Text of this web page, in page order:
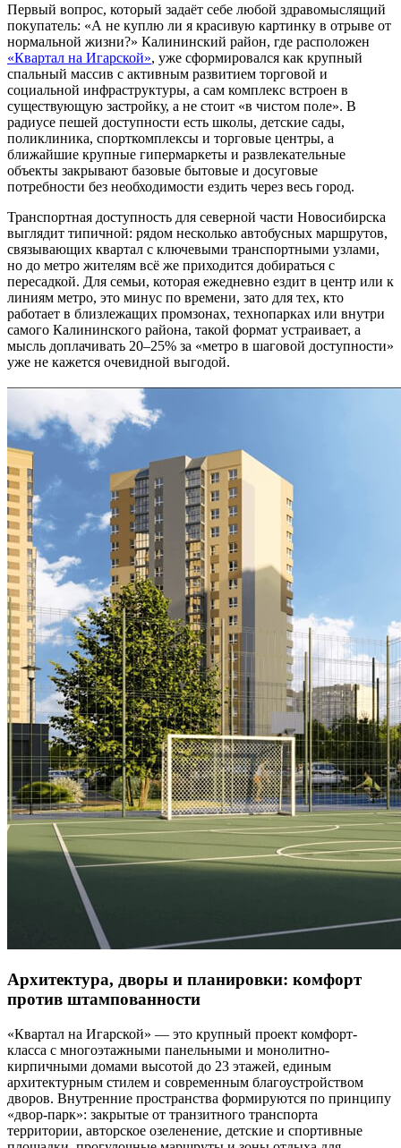
Первый вопрос, который задаёт себе любой здравомыслящий
покупатель: «А не куплю ли я красивую картинку в отрыве от
нормальной жизни?» Калининский район, где расположен
«Квартал на Игарской», уже сформировался как крупный
спальный массив с активным развитием торговой и
социальной инфраструктуры, а сам комплекс встроен в
существующую застройку, а не стоит «в чистом поле». В
радиусе пешей доступности есть школы, детские сады,
поликлиника, спорткомплексы и торговые центры, а
ближайшие крупные гипермаркеты и развлекательные
объекты закрывают базовые бытовые и досуговые
потребности без необходимости ездить через весь город.
Транспортная доступность для северной части Новосибирска
выглядит типичной: рядом несколько автобусных маршрутов,
связывающих квартал с ключевыми транспортными узлами,
но до метро жителям всё же приходится добираться с
пересадкой. Для семьи, которая ежедневно ездит в центр или к
линиям метро, это минус по времени, зато для тех, кто
работает в близлежащих промзонах, технопарках или внутри
самого Калининского района, такой формат устраивает, а
мысль доплачивать 20–25% за «метро в шаговой доступности»
уже не кажется очевидной выгодой.
Архитектура, дворы и планировки: комфорт
против штампованности
«Квартал на Игарской» — это крупный проект комфорт-
класса с многоэтажными панельными и монолитно-
кирпичными домами высотой до 23 этажей, единым
архитектурным стилем и современным благоустройством
дворов. Внутренние пространства формируются по принципу
«двор-парк»: закрытые от транзитного транспорта
территории, авторское озеленение, детские и спортивные